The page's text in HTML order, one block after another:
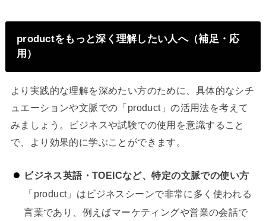
productをもっと深く理解したい人へ（補足・応
用）
より実践的な理解を深めたい方のために、具体的なシチ
ュエーションや文脈での「product」の活用法を考えて
みましょう。ビジネスや試験での使用を意識すること
で、より効果的に学ぶことができます。
ビジネス英語・TOEICなど、特定の文脈での使い方
「product」はビジネスシーンで非常に多く使われる
言葉であり、例えばマーケティングや営業の会話で